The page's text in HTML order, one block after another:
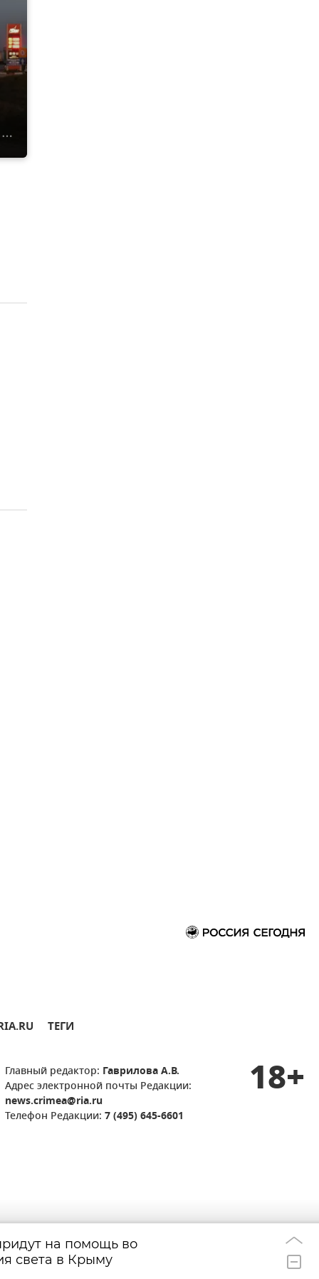
ТЕГИ
Главный редактор: Гаврилова А.В.
Адрес электронной почты Редакции:
news.crimea@ria.ru
Телефон Редакции: 7 (495) 645-6601
18+
на помощь во
света в Крыму
Украина
отказаться от